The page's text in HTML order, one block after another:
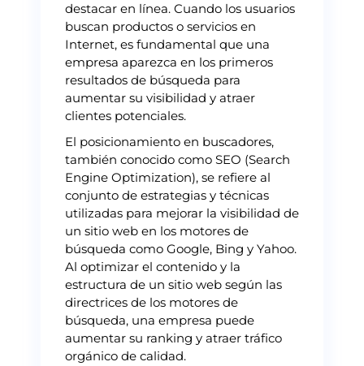
destacar en línea. Cuando los usuarios
buscan productos o servicios en
Internet, es fundamental que una
empresa aparezca en los primeros
resultados de búsqueda para
aumentar su visibilidad y atraer
clientes potenciales.
El posicionamiento en buscadores,
también conocido como SEO (Search
Engine Optimization), se refiere al
conjunto de estrategias y técnicas
utilizadas para mejorar la visibilidad de
un sitio web en los motores de
búsqueda como Google, Bing y Yahoo.
Al optimizar el contenido y la
estructura de un sitio web según las
directrices de los motores de
búsqueda, una empresa puede
aumentar su ranking y atraer tráfico
orgánico de calidad.